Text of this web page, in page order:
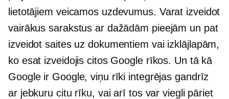
lietotājiem veicamos uzdevumus. Varat izveidot
vairākus sarakstus ar dažādām pieejām un pat
izveidot saites uz dokumentiem vai izklājlapām,
ko esat izveidojis citos Google rīkos. Un tā kā
Google ir Google, viņu rīki integrējas gandrīz
ar jebkuru citu rīku, vai arī tos var viegli pāriet